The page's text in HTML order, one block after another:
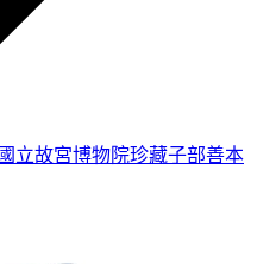
立故宮博物院珍藏子部善本